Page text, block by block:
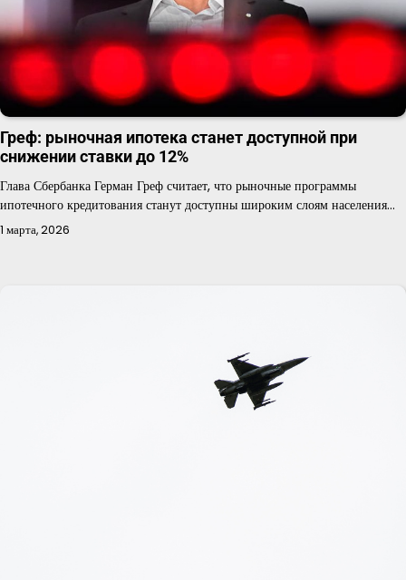
Греф: рыночная ипотека станет доступной при
снижении ставки до 12%
Глава Сбербанка Герман Греф считает, что рыночные программы
ипотечного кредитования станут доступны широким слоям населения…
1 марта, 2026